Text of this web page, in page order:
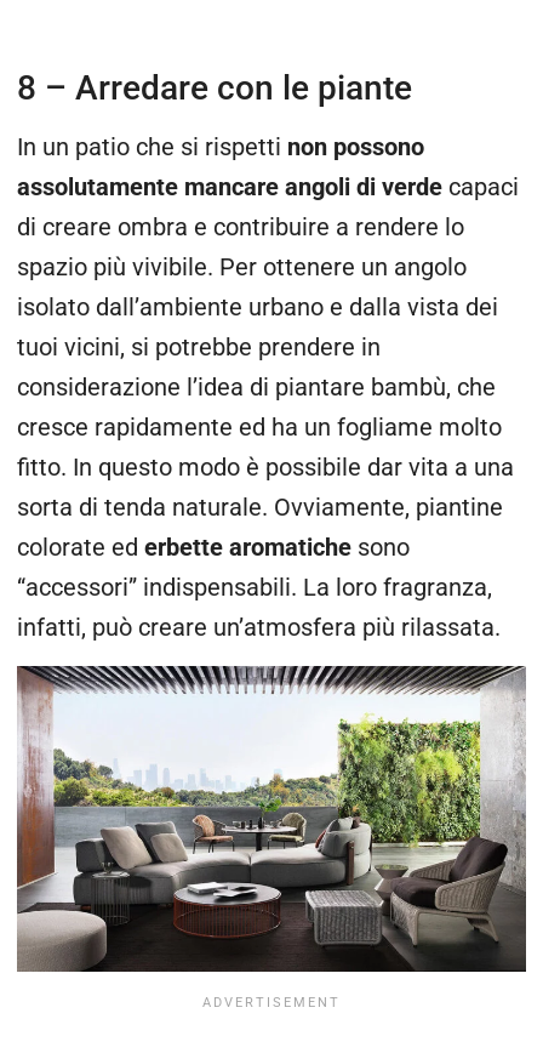
8 – Arredare con le piante
In un patio che si rispetti non possono
assolutamente mancare angoli di verde capaci
di creare ombra e contribuire a rendere lo
spazio più vivibile. Per ottenere un angolo
isolato dall’ambiente urbano e dalla vista dei
tuoi vicini, si potrebbe prendere in
considerazione l’idea di piantare bambù, che
cresce rapidamente ed ha un fogliame molto
fitto. In questo modo è possibile dar vita a una
sorta di tenda naturale. Ovviamente, piantine
colorate ed erbette aromatiche sono
“accessori” indispensabili. La loro fragranza,
infatti, può creare un’atmosfera più rilassata.